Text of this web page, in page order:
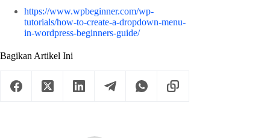
https://www.wpbeginner.com/wp-
tutorials/how-to-create-a-dropdown-menu-
in-wordpress-beginners-guide/
Bagikan Artikel Ini